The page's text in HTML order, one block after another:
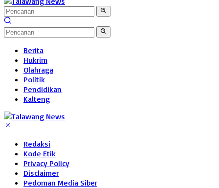
Berita
Hukrim
Olahraga
Politik
Pendidikan
Kalteng
Redaksi
Kode Etik
Privacy Policy
Disclaimer
Pedoman Media Siber